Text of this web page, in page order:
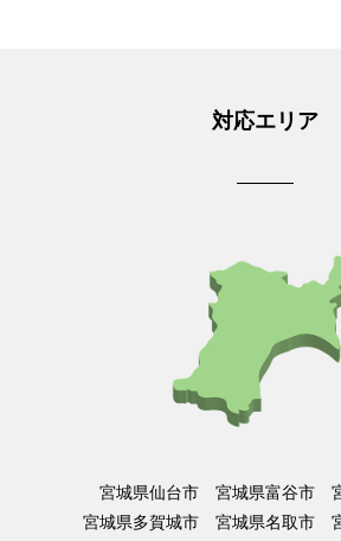
対応エリア
宮城県仙台市 宮城県富谷市
宮城県多賀城市 宮城県名取市